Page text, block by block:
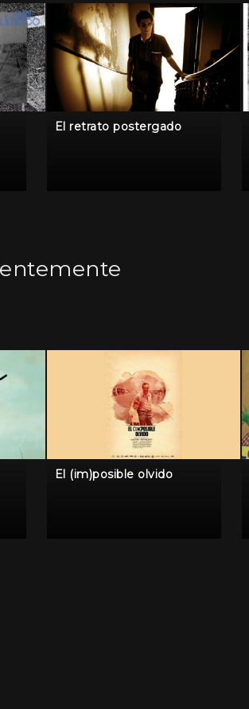
El retrato postergado
El (im)posible olvido